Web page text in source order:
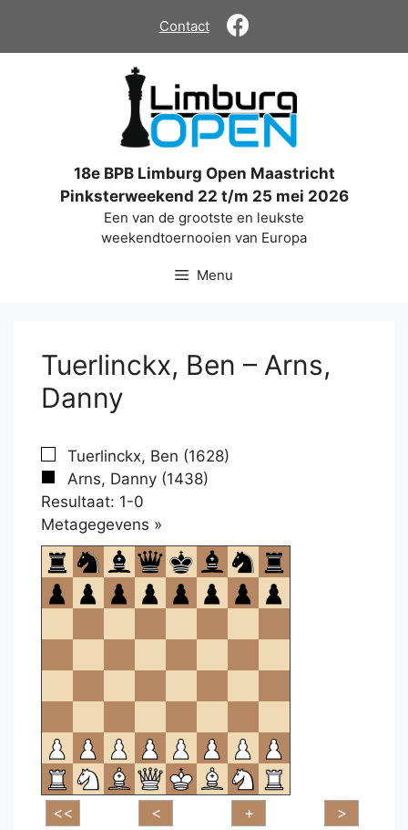
de
Contact
18e BPB Limburg Open Maastricht
Pinksterweekend 22 t/m 25 mei 2026
Een van de grootste en leukste
weekendtoernooien van Europa
Menu
Tuerlinckx, Ben – Arns,
Danny
Tuerlinckx, Ben (1628)
Arns, Danny (1438)
Resultaat: 1-0
Metagegevens »
om
te
openen.